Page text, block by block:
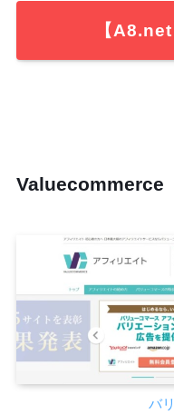
【
Valuecommerce
バ